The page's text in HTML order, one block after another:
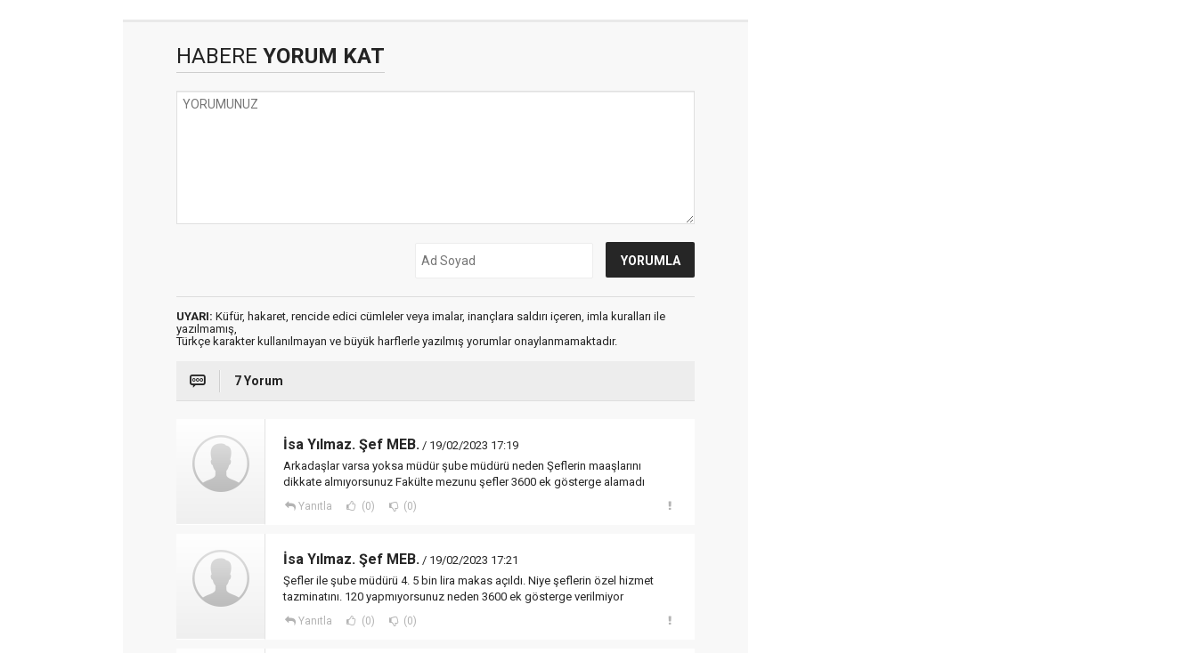
HABERE YORUM KAT
UYARI: Küfür, hakaret, rencide edici cümleler veya imalar, inançlara saldırı içeren, imla kuralları ile
yazılmamış,
Türkçe karakter kullanılmayan ve büyük harflerle yazılmış yorumlar onaylanmamaktadır.
7 Yorum
İsa Yılmaz. Şef MEB. / 19/02/2023 17:19
Arkadaşlar varsa yoksa müdür şube müdürü neden Şeflerin maaşlarını
dikkate almıyorsunuz Fakülte mezunu şefler 3600 ek gösterge alamadı
Yanıtla (0) (0)
İsa Yılmaz. Şef MEB. / 19/02/2023 17:21
Şefler ile şube müdürü 4. 5 bin lira makas açıldı. Niye şeflerin özel hizmet
tazminatını. 120 yapmıyorsunuz neden 3600 ek gösterge verilmiyor
Yanıtla (0) (0)